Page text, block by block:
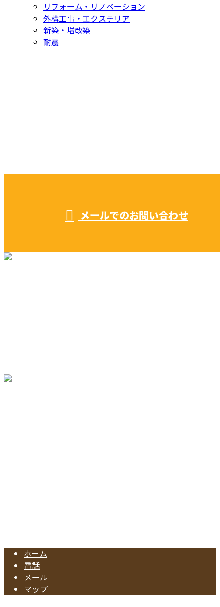
リフォーム・リノベーション
外構工事・エクステリア
新築・増改築
耐震
メールでのお問い合わせ
ホーム
電話
メール
マップ